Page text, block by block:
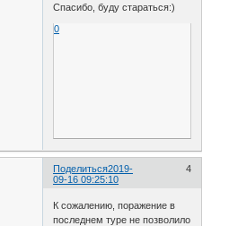
Спасибо, буду стараться:)
0
Поделиться 4
2019-
09-16 09:25:10
К сожалению, поражение в
последнем туре не позволило